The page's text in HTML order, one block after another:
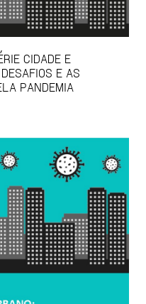
CIDADE E
E AS
PANDEMIA